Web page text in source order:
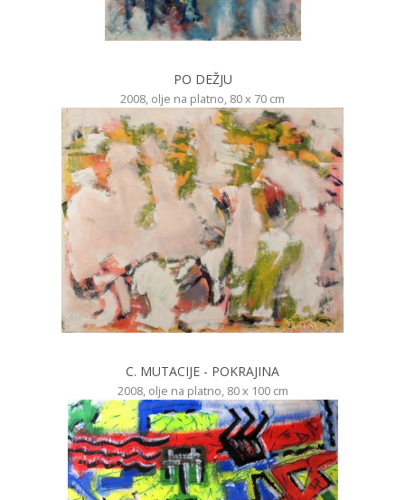
PO DEŽJU
2008, olje na platno, 80 x 70 cm
C. MUTACIJE - POKRAJINA
2008, olje na platno, 80 x 100 cm